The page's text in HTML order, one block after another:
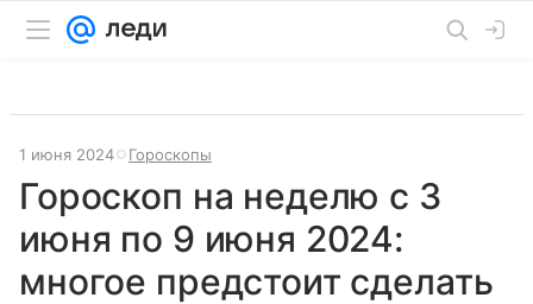
1 июня 2024 Гороскопы
Гороскоп на неделю с 3
июня по 9 июня 2024:
многое предстоит сделать